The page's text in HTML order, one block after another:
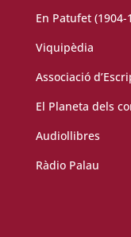
En Patufet (1904-
Viquipèdia
Associació
El Planeta dels
Audiollibres
Ràdio Palau